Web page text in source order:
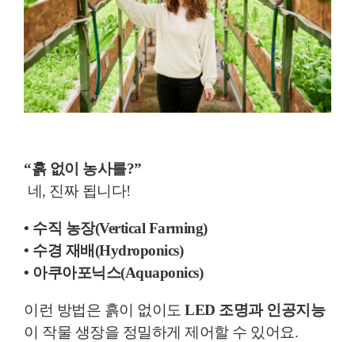
“흙 없이 농사를?”
네, 진짜 됩니다!
• 수직 농장(Vertical Farming)
• 수경 재배(Hydroponics)
• 아쿠아포닉스(Aquaponics)
이런 방법은 흙이 없이도 LED 조명과 인공지능
이 작물 생장을 정밀하게 제어할 수 있어요.